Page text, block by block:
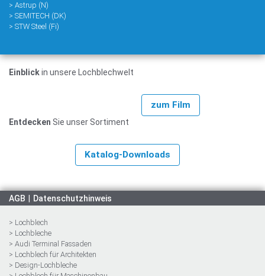
> Astrup (N)
> SEMITECH (DK)
> STW Steel (Fi)
Einblickin unsere Lochblechwelt
zum Film
Entdecken Sie unser Sortiment
Katalog-Downloads
AGB Datenschutzhinweis
> Lochblech
> Lochbleche
> Audi Terminal Fassaden
> Lochblech für Architekten
> Design-Lochbleche